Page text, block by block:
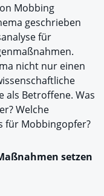
Mobbing
geschrieben
für
nicht nur einen
als Betroffene. Was
Welche
für Mobbingopfer?
setzen